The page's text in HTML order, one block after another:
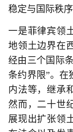
稳定与国际秩
一是菲律宾领
地领土边界在
经由三个国际
条约界限”。在
内法等，继承
然而，二十世
展现出扩张领